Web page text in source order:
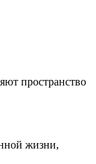
пространство
жизни,